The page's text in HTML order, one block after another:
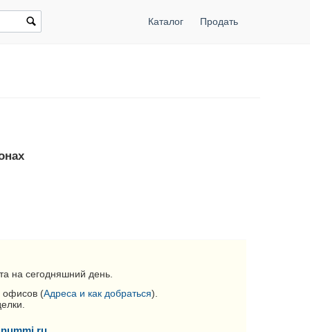
Каталог Продать
на сегодняшний день.
офисов (Адреса и как добраться).